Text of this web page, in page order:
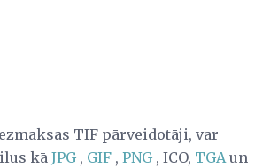
TIF pārveidotāji, var
kā JPG , GIF , PNG , ICO, TGAun